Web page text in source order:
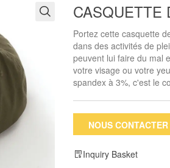
CASQUETTE
Portez cette casquette
dans des activités de
peuvent lui faire du mal
votre visage ou votre
spandex à 3%, c'est le
NOUS CONTACTER
Inquiry Basket